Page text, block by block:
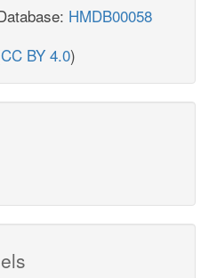
HMDB00058
CC BY 4.0)